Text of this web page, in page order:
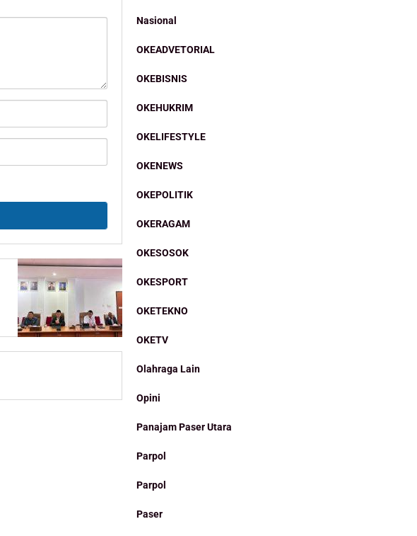
Nasional
OKEADVETORIAL
OKEBISNIS
OKEHUKRIM
OKELIFESTYLE
OKENEWS
OKEPOLITIK
OKERAGAM
OKESOSOK
OKESPORT
OKETEKNO
OKETV
Olahraga Lain
Opini
Panajam Paser Utara
Parpol
Parpol
Paser